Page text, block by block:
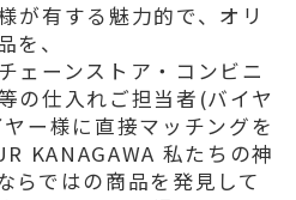
が有する魅力的で、オリ
を、
ェーンストア・コンビニ
の仕入れご担当者(バイヤ
ー様に直接マッチングを
KANAGAWA 私たちの神
らではの商品を発見して